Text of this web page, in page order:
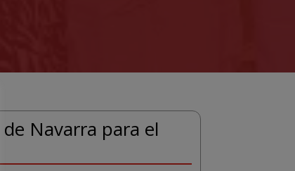
Navarra para el